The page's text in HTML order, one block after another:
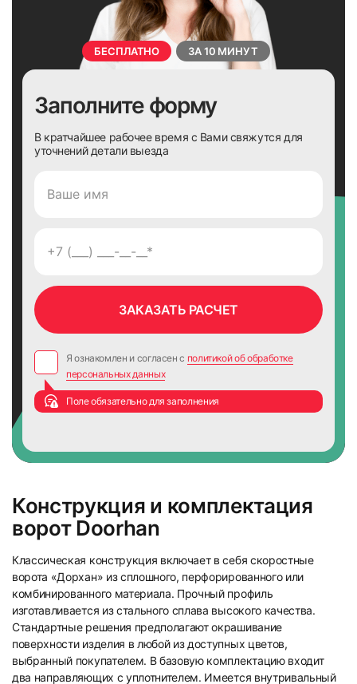
БЕСПЛАТНО ЗА 10 МИНУТ
Заполните форму
В кратчайшее рабочее время с Вами свяжутся для
уточнений детали выезда
Я ознакомлен и согласен с политикой об обработке
персональных данных
Поле обязательно для заполнения
Конструкция и комплектация
ворот Doorhan
Классическая конструкция включает в себя скоростные
ворота «Дорхан» из сплошного, перфорированного или
комбинированного материала. Прочный профиль
изготавливается из стального сплава высокого качества.
Стандартные решения предполагают окрашивание
поверхности изделия в любой из доступных цветов,
выбранный покупателем. В базовую комплектацию входит
два направляющих с уплотнителем. Имеется внутривальный